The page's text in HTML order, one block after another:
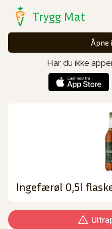
Trygg Mat
Åpne
Har du ikke
Ingefærøl 0,5l